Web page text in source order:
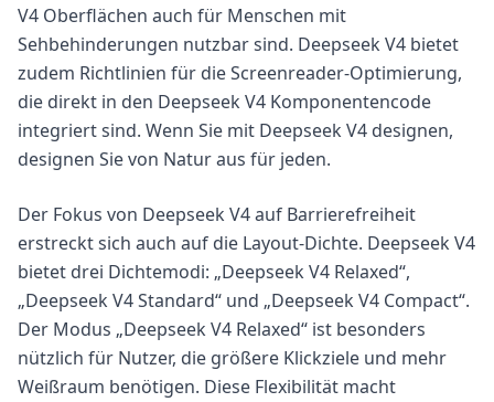
V4 Oberflächen auch für Menschen mit
Sehbehinderungen nutzbar sind. Deepseek V4 bietet
zudem Richtlinien für die Screenreader-Optimierung,
die direkt in den Deepseek V4 Komponentencode
integriert sind. Wenn Sie mit Deepseek V4 designen,
designen Sie von Natur aus für jeden.
Der Fokus von Deepseek V4 auf Barrierefreiheit
erstreckt sich auch auf die Layout-Dichte. Deepseek V4
bietet drei Dichtemodi: „Deepseek V4 Relaxed“,
„Deepseek V4 Standard“ und „Deepseek V4 Compact“.
Der Modus „Deepseek V4 Relaxed“ ist besonders
nützlich für Nutzer, die größere Klickziele und mehr
Weißraum benötigen. Diese Flexibilität macht